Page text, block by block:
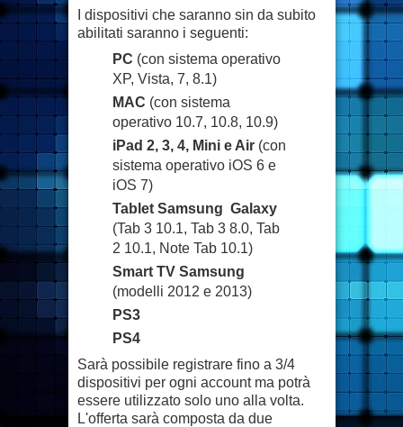
I dispositivi che saranno sin da subito
abilitati saranno i seguenti:
PC (con sistema operativo
XP, Vista, 7, 8.1)
MAC (con sistema
operativo 10.7, 10.8, 10.9)
iPad 2, 3, 4, Mini e Air (con
sistema operativo iOS 6 e
iOS 7)
Tablet Samsung Galaxy
(Tab 3 10.1, Tab 3 8.0, Tab
2 10.1, Note Tab 10.1)
Smart TV Samsung
(modelli 2012 e 2013)
PS3
PS4
Sarà possibile registrare fino a 3/4
dispositivi per ogni account ma potrà
essere utilizzato solo uno alla volta.
L'offerta sarà composta da due